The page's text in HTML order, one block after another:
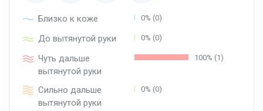
Близко к коже 0% (0)
До вытянутой руки 0% (0)
Чуть дальше
вытянутой руки
100% (1)
Сильно дальше
вытянутой руки
0% (0)